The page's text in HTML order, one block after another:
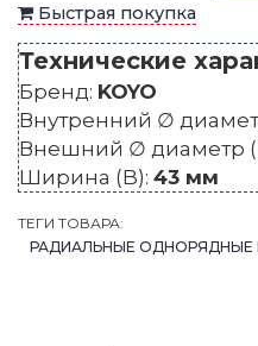
Быстрая покупка
Технические
Бренд: KOYO
Внутренний ∅
Внешний ∅ диаметр
Ширина (B): 43 мм
ТЕГИ ТОВАРА:
РАДИАЛЬНЫЕ